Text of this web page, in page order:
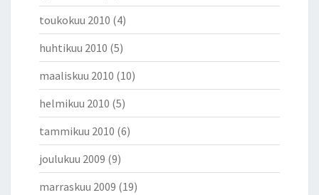
toukokuu 2010 (4)
huhtikuu 2010 (5)
maaliskuu 2010 (10)
helmikuu 2010 (5)
tammikuu 2010 (6)
joulukuu 2009 (9)
marraskuu 2009 (19)